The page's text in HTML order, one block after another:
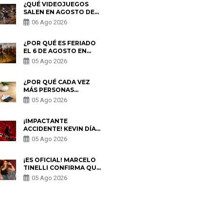
¿QUÉ VIDEOJUEGOS
SALEN EN AGOSTO DE
2026? ESTOS SON LOS
ESTRENOS MÁS
06 Ago 2026
¿POR QUÉ ES FERIADO
EL 6 DE AGOSTO EN
PERÚ? ESTA ES LA
HISTORIA
05 Ago 2026
¿POR QUÉ CADA VEZ
MÁS PERSONAS
UTILIZAN UNA VPN
PARA PROTEGER SU
05 Ago 2026
¡IMPACTANTE
ACCIDENTE! KEVIN DÍAZ
CAE DESDE OCHO
METROS EN “ESTO ES
PREOCUPACIÓN
05 Ago 2026
¡ES OFICIAL! MARCELO
TINELLI CONFIRMA QUE
REGRESÓ CON MILETT
FIGUEROA: “EL AMOR
05 Ago 2026